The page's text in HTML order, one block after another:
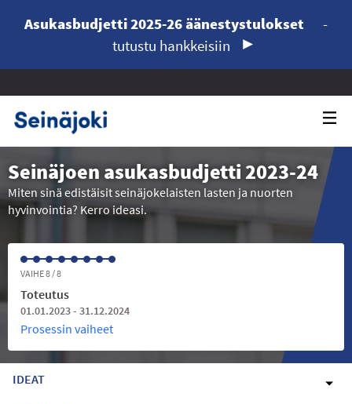
Asukasbudjetti 2025-26 äänestystulokset
-
tutustu hankkeisiin
Seinäjoen asukasbudjetti 2023-24
Miten sinä edistäisit seinäjokelaisten lasten ja nuorten
hyvinvointia? Kerro ideasi.
VAIHE 8 / 8
Toteutus
01.01.2023 - 31.12.2024
Prosessin vaiheet
IDEAT